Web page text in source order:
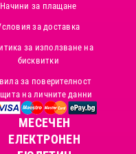
Начини за плащане
за доставка
за използване на
бисквитки
за поверителност
на личните данни
MЕСЕЧЕН
ЕЛЕКТРОНЕН